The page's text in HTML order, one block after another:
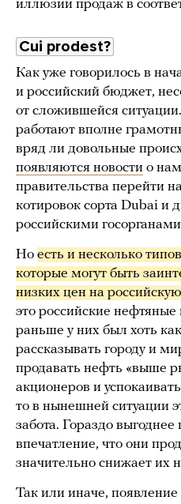
иллюзии продаж в
Cui prodest?
Как уже говорилось в
и российский бюджет,
от сложившейся
работают вполне
вряд ли довольные
появляются новости о
правительства перейти
котировок сорта Dubai и
российскими
Но есть и несколько
которые могут быть
низких цен на
это российские
раньше у них был хоть
рассказывать городу и
продавать нефть «выше
акционеров и
то в нынешней ситуации
забота. Гораздо
впечатление, что они
значительно снижает их
Так или иначе,